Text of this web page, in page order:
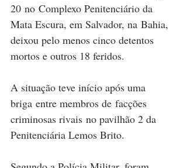
20 no Complexo Penitenciário da
Mata Escura, em Salvador, na Bahia,
deixou pelo menos cinco detentos
mortos e outros 18 feridos.
A situação teve início após uma
briga entre membros de facções
criminosas rivais no pavilhão 2 da
Penitenciária Lemos Brito.